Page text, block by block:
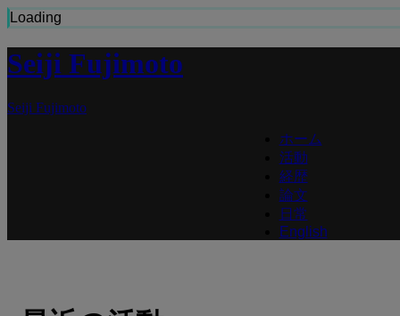
Loading
Seiji Fujimoto
Seiji Fujimoto
ホーム
活動
経歴
論文
日常
English